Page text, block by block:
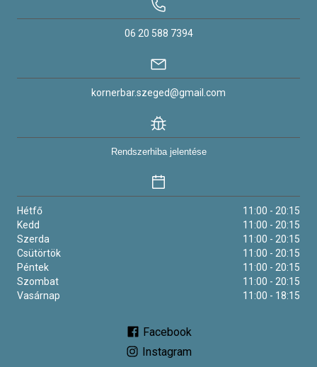
06 20 588 7394
kornerbar.szeged@gmail.com
Rendszerhiba jelentése
Hétfő
11:00 - 20:15
Kedd
11:00 - 20:15
Szerda
11:00 - 20:15
Csütörtök
11:00 - 20:15
Péntek
11:00 - 20:15
Szombat
11:00 - 20:15
Vasárnap
11:00 - 18:15
Facebook
Instagram